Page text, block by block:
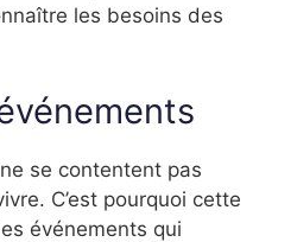
les besoins des
se contentent pas
C’est pourquoi cette
événements qui